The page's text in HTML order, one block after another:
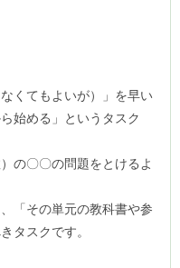
くてもよいが）」を早い
始める」というタスク
の〇〇の問題をとけるよ
「その単元の教科書や参
タスクです。